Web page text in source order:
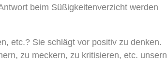
beim Süßigkeitenverzicht werden
etc.? Sie schlägt vor positiv zu denken.
zu meckern, zu kritisieren, etc. unsern